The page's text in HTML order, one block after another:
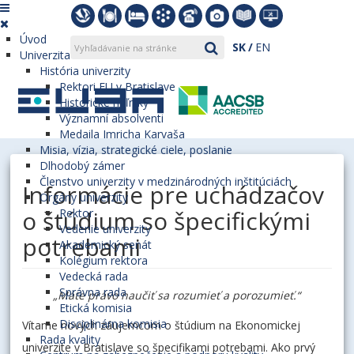
SK EN
Úvod
Univerzita
História univerzity
Rektori EU v Bratislave
Historické míľniky
Významní absolventi
Medaila Imricha Karvaša
Misia, vízia, strategické ciele, poslanie
Dlhodobý zámer
Členstvo univerzity v medzinárodných inštitúciách
Orgány univerzity
Rektor
Vedenie univerzity
Akademický senát
Kolégium rektora
Vedecká rada
Správna rada
Etická komisia
Disciplinárna komisia
Rada kvality
Informácie pre uchádzačov
o štúdium so špecifickými
potrebami
„Máte právo naučiť sa rozumieť a porozumieť.“
Vítame nových záujemcom o štúdium na Ekonomickej
univerzite v Bratislave so špecifikami potrebami. Ako prvý